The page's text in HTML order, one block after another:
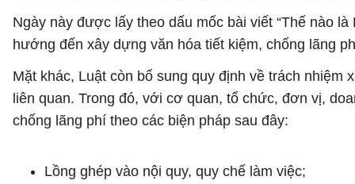
Ngày này được lấy theo dấu mốc bài viết “Thế nào
hướng đến xây dựng văn hóa tiết kiệm, chống lãng
Mặt khác, Luật còn bổ sung quy định về trách
liên quan. Trong đó, với cơ quan, tổ chức, đơn vị,
chống lãng phí theo các biện pháp sau đây:
Lồng ghép vào nội quy, quy chế làm việc;